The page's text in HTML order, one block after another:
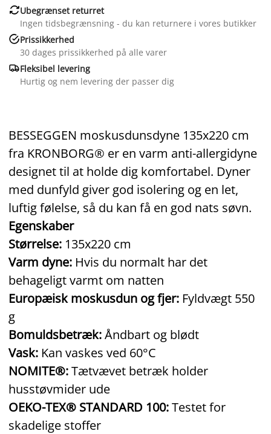
Ubegrænset returret
Ingen tidsbegrænsning - du kan returnere i vores butikker
Prissikkerhed
30 dages prissikkerhed på alle varer
Fleksibel levering
Hurtig og nem levering der passer dig
BESSEGGEN moskusdunsdyne 135x220 cm
fra KRONBORG® er en varm anti-allergidyne
designet til at holde dig komfortabel. Dyner
med dunfyld giver god isolering og en let,
luftig følelse, så du kan få en god nats søvn.
Egenskaber
Størrelse: 135x220 cm
Varm dyne: Hvis du normalt har det
behageligt varmt om natten
Europæisk moskusdun og fjer: Fyldvægt 550
g
Bomuldsbetræk:Åndbart og blødt
Vask: Kan vaskes ved 60°C
NOMITE®:Tætvævet betræk holder
husstøvmider ude
OEKO-TEX® STANDARD 100:Testet for
skadelige stoffer